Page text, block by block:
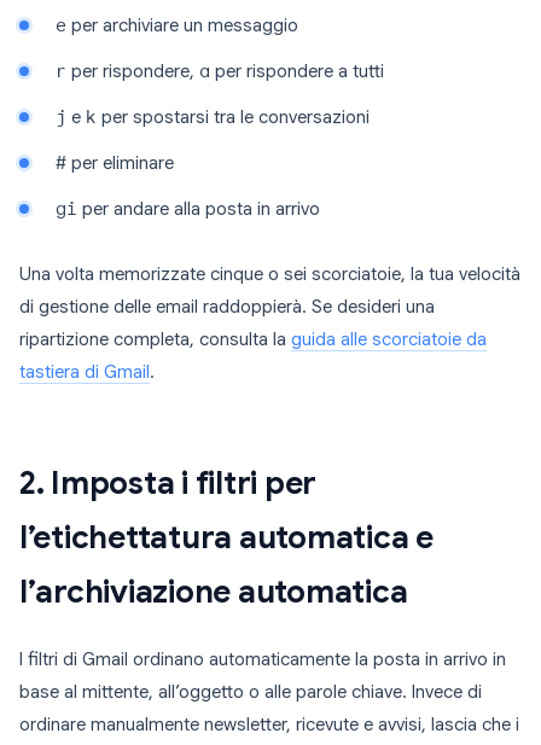
e per archiviare un messaggio
r per rispondere, a per rispondere a tutti
j e k per spostarsi tra le conversazioni
# per eliminare
gi per andare alla posta in arrivo
Una volta memorizzate cinque o sei scorciatoie, la tua velocità
di gestione delle email raddoppierà. Se desideri una
ripartizione completa, consulta la guida alle scorciatoie da
tastiera di Gmail .
2. Imposta i filtri per
l’etichettatura automatica e
l’archiviazione automatica
I filtri di Gmail ordinano automaticamente la posta in arrivo in
base al mittente, all’oggetto o alle parole chiave. Invece di
ordinare manualmente newsletter, ricevute e avvisi, lascia che i